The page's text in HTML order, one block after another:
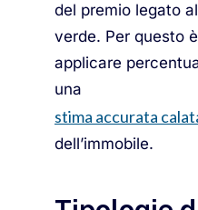
del premio legato
verde. Per questo
applicare
una
stima accurata
dell’immobile.